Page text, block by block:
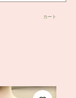
カート